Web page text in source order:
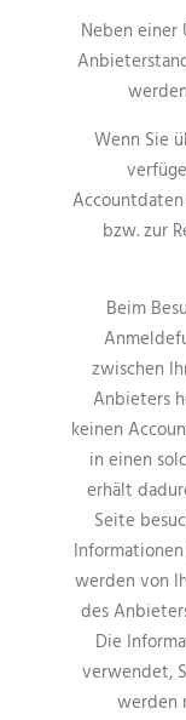
Neben einer
Wenn Sie
bzw. zur
Beim
zwischen
Anbieters
keinen
in einen
erhält
Seite
werden von
des
Die
verwendet,
werden